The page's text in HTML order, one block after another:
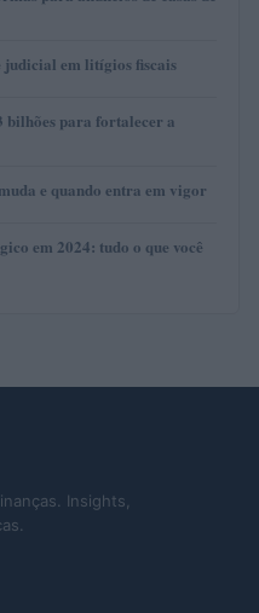
judicial em litígios fiscais
bilhões para fortalecer a
e quando entra em vigor
em 2024: tudo o que você
Insights,